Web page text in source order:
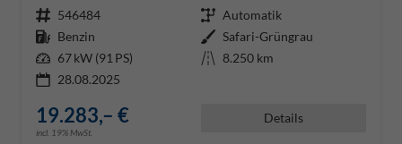
Fahrzeugnr. 546484 Getriebe Automatik
Kraftstoff Benzin Außenfarbe Safari-Grüngrau
Leistung 67 kW (91 PS) Kilometerstand 8.250 km
28.08.2025
19.283,– €
incl. 19% MwSt.
Details